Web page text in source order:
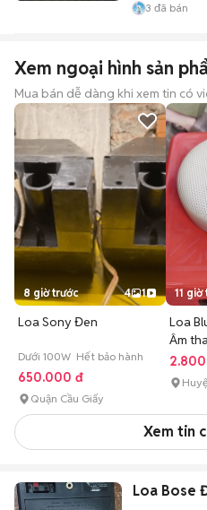
3 đã bán
Xem ngoại hình sản
Mua bán dễ dàng khi xem tin có
8 giờ trước 4 1
Loa Sony Đen
Dưới 100W Hết bảo hành
650.000 đ
Quận Cầu Giấy
11 giờ
Loa
Âm
Xem tin
Loa Bose